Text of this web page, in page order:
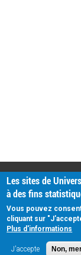
PRATIQUE
Plan d'accès
Intranet
Mentions
Données
Les sites de
à des fins
Vous pouvez
cliquant sur
Plus d'informations
J'accepte Non,